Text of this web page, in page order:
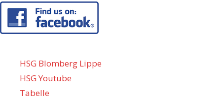
HSG Blomberg Lippe
HSG Youtube
Tabelle